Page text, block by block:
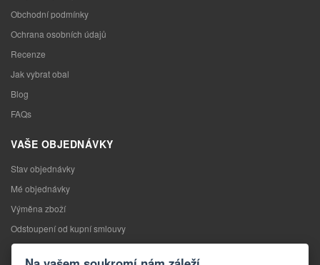
Obchodní podmínky
Ochrana osobních údajů
Recenze
Jak vybrat obal
Blog
FAQs
VAŠE OBJEDNÁVKY
Stav objednávky
Mé objednávky
Výměna zboží
Odstoupení od kupní smlouvy
Reklamace